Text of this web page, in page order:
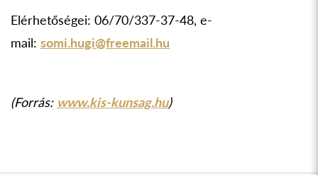
Elérhetőségei: 06/70/337-37-48, e-
mail: somi.hugi@freemail.hu
(Forrás: www.kis-kunsag.hu)